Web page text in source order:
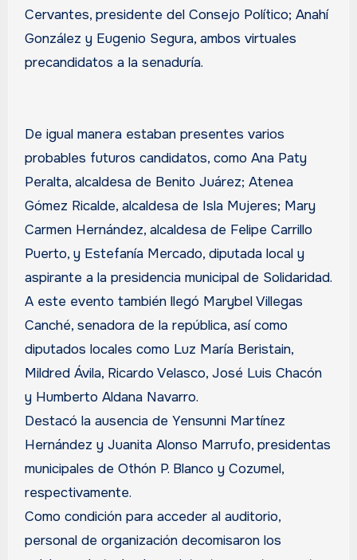
Cervantes, presidente del Consejo Político; Anahí
González y Eugenio Segura, ambos virtuales
precandidatos a la senaduría.
De igual manera estaban presentes varios
probables futuros candidatos, como Ana Paty
Peralta, alcaldesa de Benito Juárez; Atenea
Gómez Ricalde, alcaldesa de Isla Mujeres; Mary
Carmen Hernández, alcaldesa de Felipe Carrillo
Puerto, y Estefanía Mercado, diputada local y
aspirante a la presidencia municipal de Solidaridad.
A este evento también llegó Marybel Villegas
Canché, senadora de la república, así como
diputados locales como Luz María Beristain,
Mildred Ávila, Ricardo Velasco, José Luis Chacón
y Humberto Aldana Navarro.
Destacó la ausencia de Yensunni Martínez
Hernández y Juanita Alonso Marrufo, presidentas
municipales de Othón P. Blanco y Cozumel,
respectivamente.
Como condición para acceder al auditorio,
personal de organización decomisaron los